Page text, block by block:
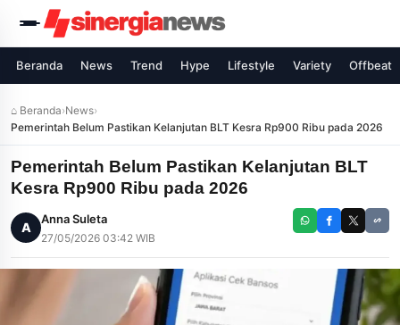
Beranda News Trend Hype Lifestyle Variety Offbeat
⌂ Beranda›News›
Pemerintah Belum Pastikan Kelanjutan BLT Kesra Rp900 Ribu pada 2026
Pemerintah Belum Pastikan Kelanjutan BLT
Kesra Rp900 Ribu pada 2026
A
Anna Suleta
27/05/2026 03:42 WIB